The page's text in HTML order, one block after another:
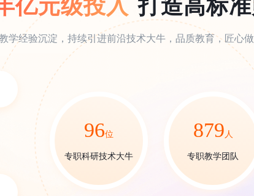
亿元级投入 打造高标
学经验沉淀，持续引进前沿技术大牛，品质教育，匠心
96位
专职科研技术大牛
879 人
专职教学团队